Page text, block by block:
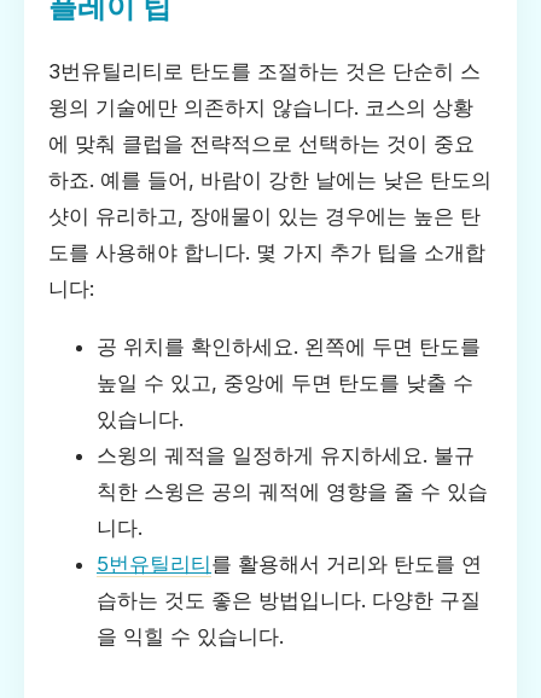
플레이 팁
3번유틸리티로 탄도를 조절하는 것은 단순히 스
윙의 기술에만 의존하지 않습니다. 코스의 상황
에 맞춰 클럽을 전략적으로 선택하는 것이 중요
하죠. 예를 들어, 바람이 강한 날에는 낮은 탄도의
샷이 유리하고, 장애물이 있는 경우에는 높은 탄
도를 사용해야 합니다. 몇 가지 추가 팁을 소개합
니다:
공 위치를 확인하세요. 왼쪽에 두면 탄도를
높일 수 있고, 중앙에 두면 탄도를 낮출 수
있습니다.
스윙의 궤적을 일정하게 유지하세요. 불규
칙한 스윙은 공의 궤적에 영향을 줄 수 있습
니다.
5번유틸리티 를 활용해서 거리와 탄도를 연
습하는 것도 좋은 방법입니다. 다양한 구질
을 익힐 수 있습니다.